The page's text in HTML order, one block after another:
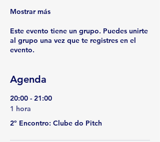
Mostrar más
Este evento tiene un grupo. Puedes unirte
al grupo una vez que te registres en el
evento.
Agenda
20:00 - 21:00
1 hora
2º Encontro: Clube do Pitch